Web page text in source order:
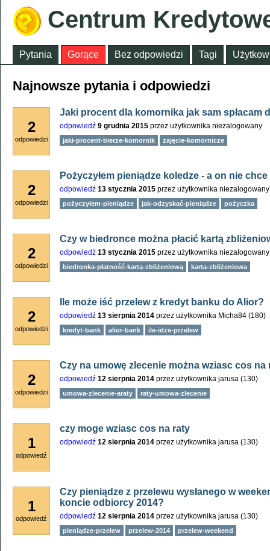
Centrum
Pytania Gorące Bez odpowiedzi Tagi
Najnowsze pytania i odpowiedzi
2
odpowiedzi
Jaki procent dla komornika jak sam spłacam
odpowiedź 9 grudnia 2015 przez użytkownika niezalogowany
jaki-procent-bierze-komornik zajęcie-komornicze
2
odpowiedzi
Pożyczyłem pieniądze koledze - a on nie
odpowiedź 13 stycznia 2015 przez użytkownika niezalogowany
pożyczyłem-pieniądze jak-odzyskać-pieniądze pożyczka
2
odpowiedzi
Czy w biedronce można płacić kartą
odpowiedź 13 stycznia 2015 przez użytkownika niezalogowany
biedronka-płatność-kartą-zbliżeniową karta-zbliżeniowa
2
odpowiedzi
Ile może iść przelew z kredyt banku do Alior?
odpowiedź 13 sierpnia 2014 przez użytkownika Micha84 (180)
kredyt-bank alior-bank ile-idze-przelew
2
odpowiedzi
Czy na umowę zlecenie można wziasc cos na
odpowiedź 12 sierpnia 2014 przez użytkownika jarusa (130)
umowa-zlecenie-araty raty-umowa-zlecenie
1
odpowiedź
czy moge wziasc cos na raty
odpowiedź 12 sierpnia 2014 przez użytkownika jarusa (130)
1
odpowiedź
Czy pieniądze z przelewu wysłanego w
koncie odbiorcy 2014?
odpowiedź 12 sierpnia 2014 przez użytkownika jarusa (130)
pieniądze-przelew przelew-2014 przelew-weekend